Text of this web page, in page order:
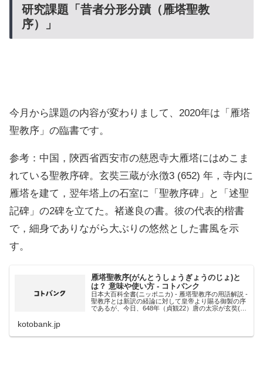
研究課題「昔者分形分蹟（雁塔聖教
序）」
今月から課題の内容が変わりまして、2020年は「雁塔
聖教序」の臨書です。
参考：中国，陝西省西安市の慈恩寺大雁塔にはめこま
れている聖教序碑。玄奘三蔵が永徴3 (652) 年，寺内に
雁塔を建て，翌年塔上の石室に「聖教序碑」と「述聖
記碑」の2碑を立てた。褚遂良の書。彼の代表的楷書
で，細身でありながら大ぶりの悠然とした書風を示
す。
雁塔聖教序(がんとうしょうぎょうのじょ)と
は？ 意味や使い方 - コトバンク
日本大百科全書(ニッポニカ) - 雁塔聖教序の用語解説 -
聖教序とは新訳の経論に対して皇帝より賜る御製の序
であるが、今日、648年（貞観22）唐の太宗が玄奘(げ
kotobank.jp